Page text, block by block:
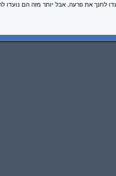
לחנך את פרעה, אבל יותר מזה הם נועדו